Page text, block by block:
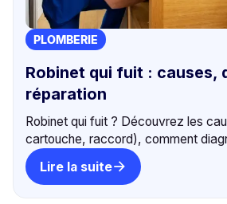
PLOMBERIE
Robinet qui fuit : causes,
réparation
Robinet qui fuit ? Découvrez les
cartouche, raccord), comment
réparer. +550 avis 5⭐ — Coup de
dépannage.
Lire la suite